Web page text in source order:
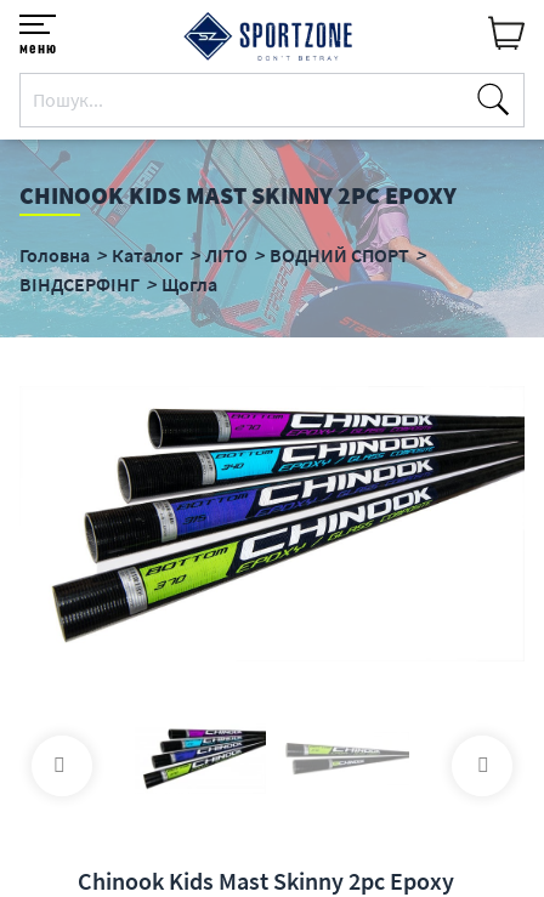
меню
CHINOOK KIDS MAST SKINNY 2PC EPOXY
Головна Каталог ЛІТО
ВОДНИЙ СПОРТ
ВІНДСЕРФІНГ
Щогла
Chinook Kids Mast Skinny 2pc Epoxy